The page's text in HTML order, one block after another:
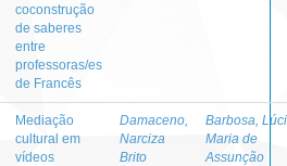
coconstrução
de saberes
entre
professoras/es
de Francês
Mediação
cultural em
vídeos
Damaceno,
Narciza
Brito
Barbosa,
Maria de
Assunção